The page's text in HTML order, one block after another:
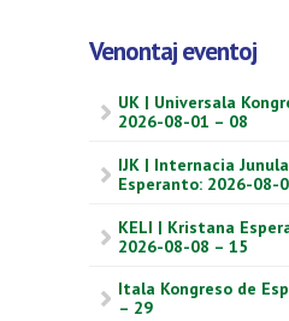
Venontaj eventoj
UK | Universala
2026-08-01 – 08
IJK | Internacia
Esperanto: 2026-08-
KELI | Kristana
2026-08-08 – 15
Itala Kongreso de
– 29